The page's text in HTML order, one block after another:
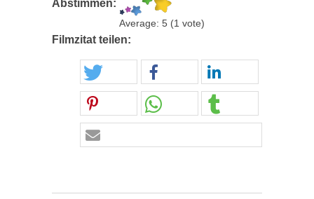
Abstimmen:
Average: 5 (1 vote)
Filmzitat teilen: